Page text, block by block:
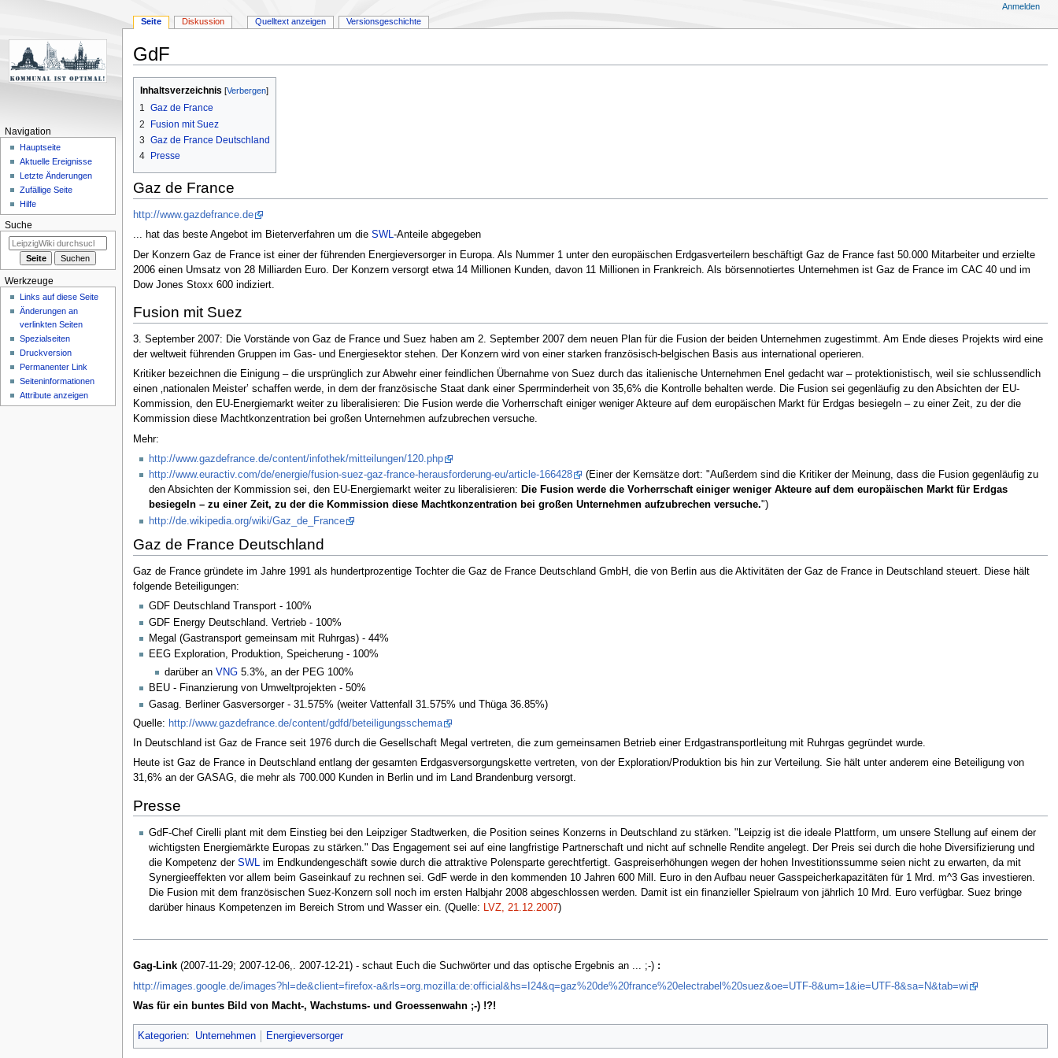
GdF
springen
springen
Inhaltsverzeichnis
1 Gaz de France
2
Fusion mit Suez
3 Gaz de France Deutschland
4
Presse
Gaz de France
http://www.gazdefrance.de
... hat das beste Angebot im Bieterverfahren um die SWL-Anteile abgegeben
Der Konzern Gaz de France ist einer der führenden Energieversorger in Europa. Als Nummer 1 unter den europäischen Erdgasverteilern beschäftigt Gaz de France fast 50.000 Mitarbeiter und erzielte
2006 einen Umsatz von 28 Milliarden Euro. Der Konzern versorgt etwa 14 Millionen Kunden, davon 11 Millionen in Frankreich. Als börsennotiertes Unternehmen ist Gaz de France im CAC 40 und im
Dow Jones Stoxx 600 indiziert.
Fusion mit Suez
3. September 2007: Die Vorstände von Gaz de France und Suez haben am 2. September 2007 dem neuen Plan für die Fusion der beiden Unternehmen zugestimmt. Am Ende dieses Projekts wird eine
der weltweit führenden Gruppen im Gas- und Energiesektor stehen. Der Konzern wird von einer starken französisch-belgischen Basis aus international operieren.
Kritiker bezeichnen die Einigung – die ursprünglich zur Abwehr einer feindlichen Übernahme von Suez durch das italienische Unternehmen Enel gedacht war – protektionistisch, weil sie schlussendlich
einen ‚nationalen Meister’ schaffen werde, in dem der französische Staat dank einer Sperrminderheit von 35,6% die Kontrolle behalten werde. Die Fusion sei gegenläufig zu den Absichten der EU-
Kommission, den EU-Energiemarkt weiter zu liberalisieren: Die Fusion werde die Vorherrschaft einiger weniger Akteure auf dem europäischen Markt für Erdgas besiegeln – zu einer Zeit, zu der die
Kommission diese Machtkonzentration bei großen Unternehmen aufzubrechen versuche.
Mehr:
http://www.gazdefrance.de/content/infothek/mitteilungen/120.php
http://www.euractiv.com/de/energie/fusion-suez-gaz-france-herausforderung-eu/article-166428
(Einer der Kernsätze dort: "Außerdem sind die Kritiker der Meinung, dass die Fusion gegenläufig zu
den Absichten der Kommission sei, den EU-Energiemarkt weiter zu liberalisieren: Die Fusion werde die Vorherrschaft einiger weniger Akteure auf dem europäischen Markt für Erdgas
besiegeln – zu einer Zeit, zu der die Kommission diese Machtkonzentration bei großen Unternehmen aufzubrechen versuche.")
http://de.wikipedia.org/wiki/Gaz_de_France
Gaz de France Deutschland
Gaz de France gründete im Jahre 1991 als hundertprozentige Tochter die Gaz de France Deutschland GmbH, die von Berlin aus die Aktivitäten der Gaz de France in Deutschland steuert. Diese hält
folgende Beteiligungen:
GDF Deutschland Transport - 100%
GDF Energy Deutschland. Vertrieb - 100%
Megal (Gastransport gemeinsam mit Ruhrgas) - 44%
EEG Exploration, Produktion, Speicherung - 100%
darüber anVNG 5.3%, an der PEG 100%
BEU - Finanzierung von Umweltprojekten - 50%
Gasag. Berliner Gasversorger - 31.575% (weiter Vattenfall 31.575% und Thüga 36.85%)
Quelle: http://www.gazdefrance.de/content/gdfd/beteiligungsschema
In Deutschland ist Gaz de France seit 1976 durch die Gesellschaft Megal vertreten, die zum gemeinsamen Betrieb einer Erdgastransportleitung mit Ruhrgas gegründet wurde.
Heute ist Gaz de France in Deutschland entlang der gesamten Erdgasversorgungskette vertreten, von der Exploration/Produktion bis hin zur Verteilung. Sie hält unter anderem eine Beteiligung von
31,6% an der GASAG, die mehr als 700.000 Kunden in Berlin und im Land Brandenburg versorgt.
Presse
GdF-Chef Cirelli plant mit dem Einstieg bei den Leipziger Stadtwerken, die Position seines Konzerns in Deutschland zu stärken. "Leipzig ist die ideale Plattform, um unsere Stellung auf einem der
wichtigsten Energiemärkte Europas zu stärken." Das Engagement sei auf eine langfristige Partnerschaft und nicht auf schnelle Rendite angelegt. Der Preis sei durch die hohe Diversifizierung und
die Kompetenz der SWLim Endkundengeschäft sowie durch die attraktive Polensparte gerechtfertigt. Gaspreiserhöhungen wegen der hohen Investitionssumme seien nicht zu erwarten, da mit
Synergieeffekten vor allem beim Gaseinkauf zu rechnen sei. GdF werde in den kommenden 10 Jahren 600 Mill. Euro in den Aufbau neuer Gasspeicherkapazitäten für 1 Mrd. m^3 Gas investieren.
Die Fusion mit dem französischen Suez-Konzern soll noch im ersten Halbjahr 2008 abgeschlossen werden. Damit ist ein finanzieller Spielraum von jährlich 10 Mrd. Euro verfügbar. Suez bringe
darüber hinaus Kompetenzen im Bereich Strom und Wasser ein. (Quelle: LVZ, 21.12.2007)
Gag-Link(2007-11-29; 2007-12-06,. 2007-12-21) - schaut Euch die Suchwörter und das optische Ergebnis an ... ;-) :
http://images.google.de/images?hl=de&client=firefox-a&rls=org.mozilla:de:official&hs=I24&q=gaz%20de%20france%20electrabel%20suez&oe=UTF-8&um=1&ie=UTF-8&sa=N&tab=wi
Was für ein buntes Bild von Macht-, Wachstums- und Groessenwahn ;-) !?!
Kategorien: Unternehmen Energieversorger
Seite Diskussion Quelltext anzeigen Versionsgeschichte
Anmelden
Navigation
Hauptseite
Aktuelle Ereignisse
Letzte Änderungen
Zufällige Seite
Hilfe
Suche
Werkzeuge
Links auf diese Seite
Änderungen an
verlinkten Seiten
Spezialseiten
Druckversion
Permanenter Link
Seiten­informationen
Attribute anzeigen